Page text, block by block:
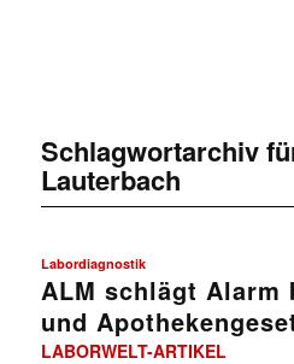
Schlagwortarchiv
Lauterbach
Labordiagnostik
ALM schlägt Alarm
und
LABORWELT-ARTIKEL